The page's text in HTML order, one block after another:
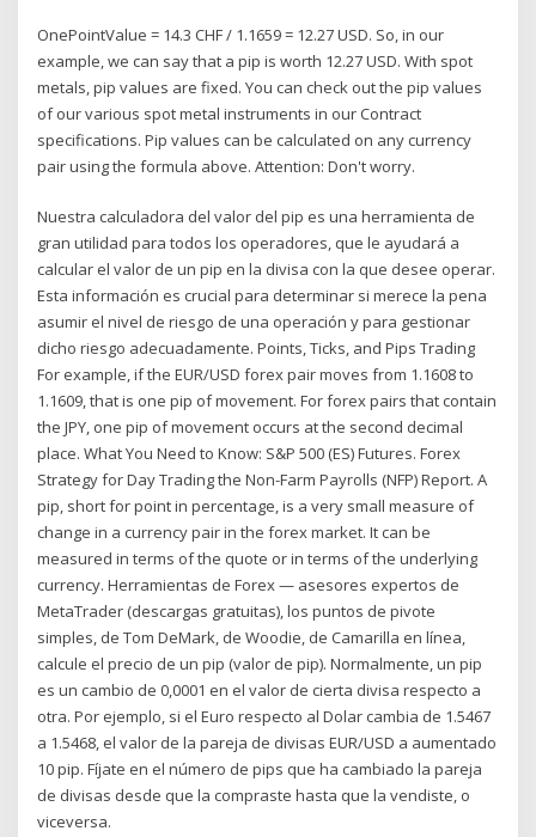
OnePointValue = 14.3 CHF / 1.1659 = 12.27 USD. So, in our
example, we can say that a pip is worth 12.27 USD. With spot
metals, pip values are fixed. You can check out the pip values
of our various spot metal instruments in our Contract
specifications. Pip values can be calculated on any currency
pair using the formula above. Attention: Don't worry.
Nuestra calculadora del valor del pip es una herramienta de
gran utilidad para todos los operadores, que le ayudará a
calcular el valor de un pip en la divisa con la que desee operar.
Esta información es crucial para determinar si merece la pena
asumir el nivel de riesgo de una operación y para gestionar
dicho riesgo adecuadamente. Points, Ticks, and Pips Trading
For example, if the EUR/USD forex pair moves from 1.1608 to
1.1609, that is one pip of movement. For forex pairs that contain
the JPY, one pip of movement occurs at the second decimal
place. What You Need to Know: S&P 500 (ES) Futures. Forex
Strategy for Day Trading the Non-Farm Payrolls (NFP) Report. A
pip, short for point in percentage, is a very small measure of
change in a currency pair in the forex market. It can be
measured in terms of the quote or in terms of the underlying
currency. Herramientas de Forex — asesores expertos de
MetaTrader (descargas gratuitas), los puntos de pivote
simples, de Tom DeMark, de Woodie, de Camarilla en línea,
calcule el precio de un pip (valor de pip). Normalmente, un pip
es un cambio de 0,0001 en el valor de cierta divisa respecto a
otra. Por ejemplo, si el Euro respecto al Dolar cambia de 1.5467
a 1.5468, el valor de la pareja de divisas EUR/USD a aumentado
10 pip. Fíjate en el número de pips que ha cambiado la pareja
de divisas desde que la compraste hasta que la vendiste, o
viceversa.